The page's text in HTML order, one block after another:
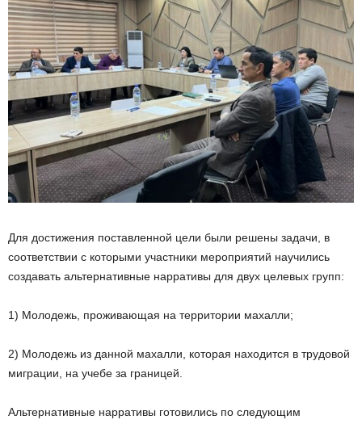
Для достижения поставленной цели были решены задачи, в
соответствии с которыми участники мероприятий научились
создавать альтернативные нарративы для двух целевых групп:
1) Молодежь, проживающая на территории махалли;
2) Молодежь из данной махалли, которая находится в трудовой
миграции, на учебе за границей.
Альтернативные нарративы готовились по следующим